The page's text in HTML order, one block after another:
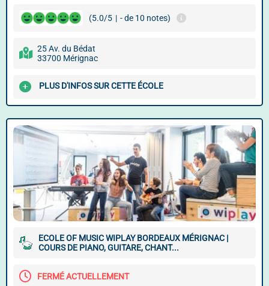
(5.0/5 | - de 10 notes)
25 Av. du Bédat
33700 Mérignac
PLUS D'INFOS SUR CETTE ÉCOLE
ECOLE OF MUSIC WIPLAY BORDEAUX MÉRIGNAC |
COURS DE PIANO, GUITARE, CHANT...
FERMÉ ACTUELLEMENT